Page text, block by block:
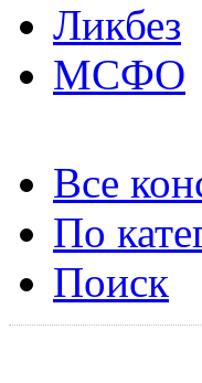
Ликбез
МСФО
Все
По
Поиск